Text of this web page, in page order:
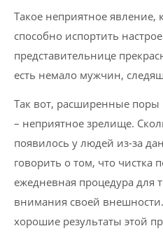
Такое неприятное явление,
способно испортить
представительнице
есть немало мужчин,
Так вот, расширенные поры
– неприятное зрелище.
появилось у людей из-за
говорить о том, что чистка
ежедневная процедура для
внимания своей
хорошие результаты этой